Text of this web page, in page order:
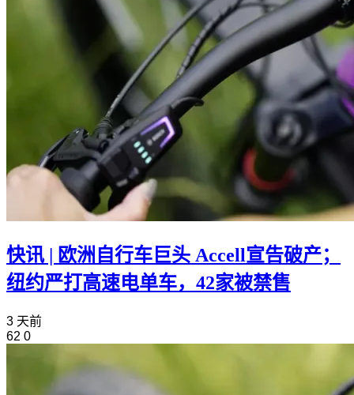
快讯 | 欧洲自行车巨头 Accell宣告破产；
纽约严打高速电单车，42家被禁售
3 天前
62 0